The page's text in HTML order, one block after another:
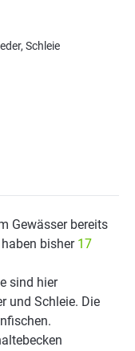
Schleie
Gewässer bereits
bisher 17
sind hier
und Schleie. Die